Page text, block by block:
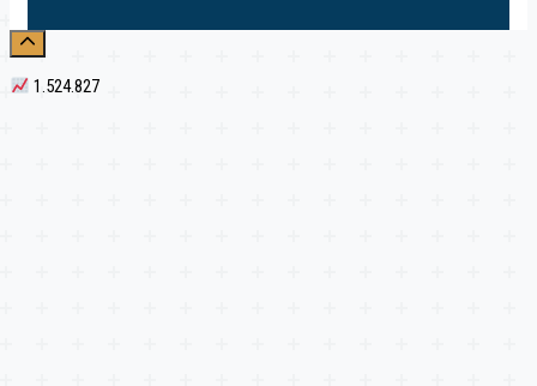
1.524.827